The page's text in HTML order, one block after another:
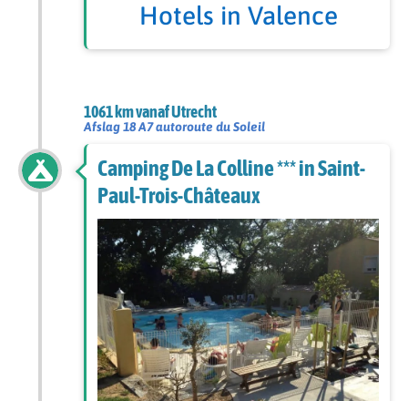
Hotels in Valence
1061 km vanaf Utrecht
Afslag 18 A7 autoroute du Soleil
Camping De La Colline *** in Saint-
Paul-Trois-Châteaux